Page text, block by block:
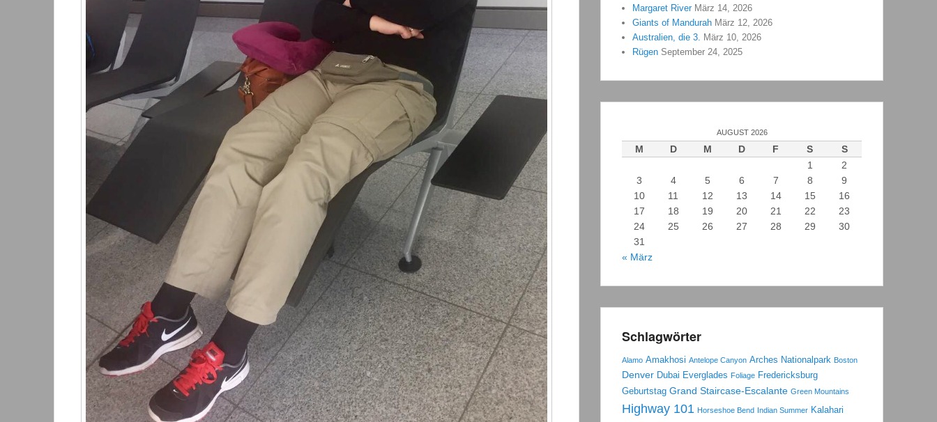
Margaret River März 14, 2026
Giants of Mandurah März 12, 2026
Australien, die 3. März 10, 2026
Rügen September 24, 2025
AUGUST 2026
M D M D F S
S
1
2
3
4 5 6 7 8
9
10
11 12 13 14 15
16
17
18 19 20 21 22
23
24
25 26 27 28 29
30
31
« März
Schlagwörter
Alamo Amakhosi Antelope Canyon Arches Nationalpark Boston
Denver Dubai Everglades Foliage Fredericksburg
Geburtstag Grand Staircase-Escalante Green Mountains
Highway 101 Horseshoe Bend Indian Summer Kalahari